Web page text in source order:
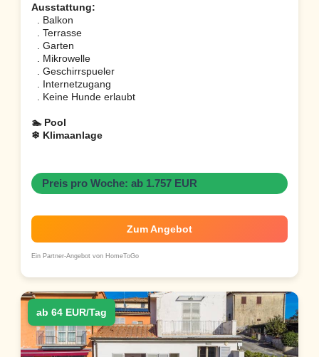
Ausstattung:
. Balkon
. Terrasse
. Garten
. Mikrowelle
. Geschirrspueler
. Internetzugang
. Keine Hunde erlaubt
🏊 Pool
❄ Klimaanlage
Preis pro Woche: ab 1.757 EUR
Zum Angebot
Ein Partner-Angebot von HomeToGo
ab 64 EUR/Tag